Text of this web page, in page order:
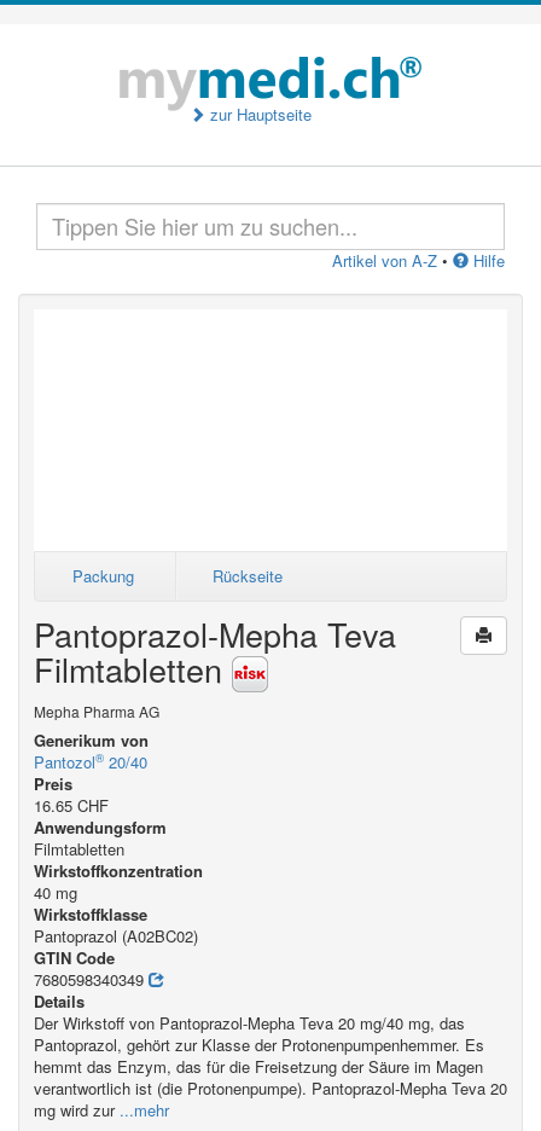
zur Hauptseite
Artikel von A-Z • Hilfe
Packung Rückseite
Pantoprazol-Mepha Teva
Filmtabletten
Mepha Pharma AG
Generikum von
Pantozol® 20/40
Preis
16.65 CHF
Anwendungsform
Filmtabletten
Wirkstoffkonzentration
40 mg
Wirkstoffklasse
Pantoprazol (A02BC02)
GTIN Code
7680598340349
Details
Der Wirkstoff von Pantoprazol-Mepha Teva 20 mg/40 mg, das
Pantoprazol, gehört zur Klasse der Protonenpumpenhemmer. Es
hemmt das Enzym, das für die Freisetzung der Säure im Magen
verantwortlich ist (die Protonenpumpe). Pantoprazol-Mepha Teva 20
mg wird zur ...mehr